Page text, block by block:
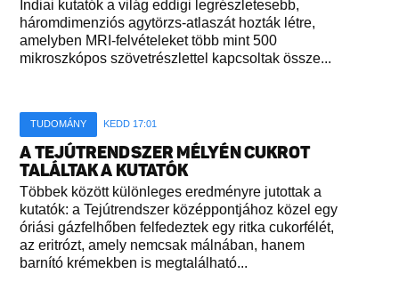
Indiai kutatók a világ eddigi legrészletesebb,
háromdimenziós agytörzs-atlaszát hozták létre,
amelyben MRI-felvételeket több mint 500
mikroszkópos szövetrészlettel kapcsoltak össze...
TUDOMÁNY KEDD 17:01
A TEJÚTRENDSZER MÉLYÉN CUKROT
TALÁLTAK A KUTATÓK
Többek között különleges eredményre jutottak a
kutatók: a Tejútrendszer középpontjához közel egy
óriási gázfelhőben felfedeztek egy ritka cukorfélét,
az eritrózt, amely nemcsak málnában, hanem
barnító krémekben is megtalálható...